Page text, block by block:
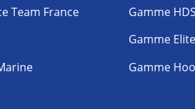
Team France
Gamme HDS
Gamme Elite
Gamme